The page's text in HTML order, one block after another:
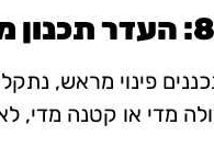
פינוי מראש,
מדי או קטנה מדי,